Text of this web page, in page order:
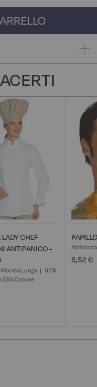
LADY CHEF
ANTIPANICO -
Manica Lunga
65%
35% Cotone
Albicocca
8,52 €